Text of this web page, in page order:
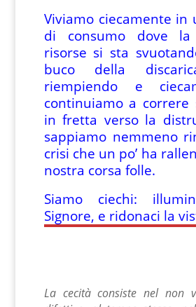
Viviamo ciecamente in
di consumo dove
risorse si sta
buco della
riempiendo e
continuiamo a correre
in fretta verso la
sappiamo nemmeno
crisi che un po’ ha
nostra corsa folle.
Siamo ciechi:
Signore, e ridonaci la
La cecità consiste nel non